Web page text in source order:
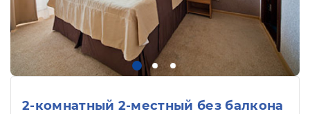
2-комнатный 2-местный без балкона